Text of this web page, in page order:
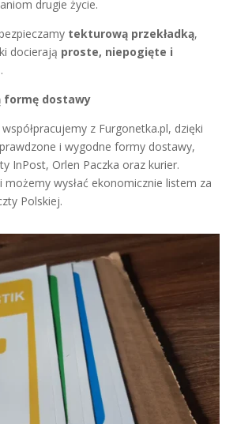
drugie życie.
tekturową przekładką,
docierają proste, niepogięte i
.
formę dostawy
z Furgonetka.pl, dzięki
i wygodne formy dostawy,
InPost, Orlen Paczka oraz kurier.
wysłać ekonomicznie listem za
Polskiej.